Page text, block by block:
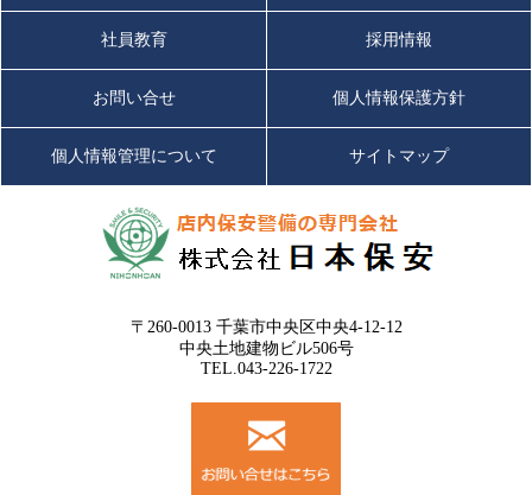
社員教育 採用情報
お問い合せ 個人情報保護方針
個人情報管理について サイトマップ
〒260-0013 千葉市中央区中央4-12-12
中央土地建物ビル506号
TEL.043-226-1722